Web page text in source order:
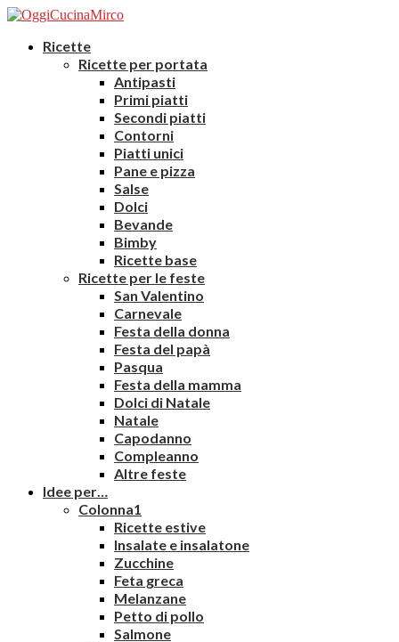
Ricette
Ricette per portata
Antipasti
Primi piatti
Secondi piatti
Contorni
Piatti unici
Pane e pizza
Salse
Dolci
Bevande
Bimby
Ricette base
Ricette per le feste
San Valentino
Carnevale
Festa della donna
Festa del papà
Pasqua
Festa della mamma
Dolci di Natale
Natale
Capodanno
Compleanno
Altre feste
Idee per…
Colonna1
Ricette estive
Insalate e insalatone
Zucchine
Feta greca
Melanzane
Petto di pollo
Salmone